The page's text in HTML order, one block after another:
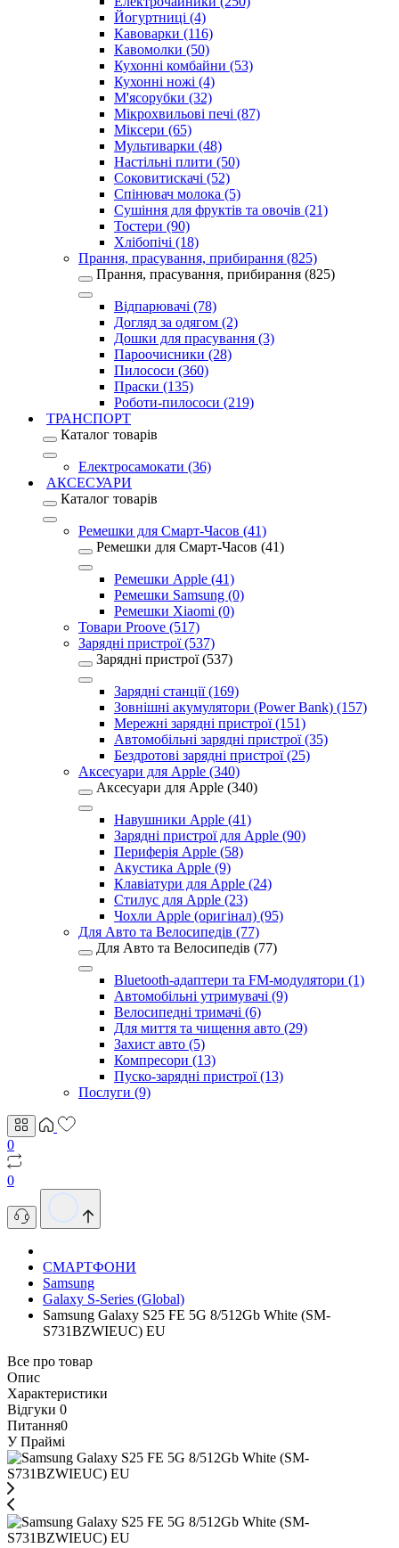
Йогуртниці (4)
Кавоварки (116)
Кавомолки (50)
Кухонні комбайни (53)
Кухонні ножі (4)
М'ясорубки (32)
Мікрохвильові печі (87)
Міксери (65)
Мультиварки (48)
Настільні плити (50)
Соковитискачі (52)
Спінювач молока (5)
Сушіння для фруктів та овочів (21)
Тостери (90)
Хлібопічі (18)
Прання, прасування, прибирання (825)
Прання, прасування, прибирання (825)
Відпарювачі (78)
Догляд за одягом (2)
Дошки для прасування (3)
Пароочисники (28)
Пилососи (360)
Праски (135)
Роботи-пилососи (219)
ТРАНСПОРТ
Каталог товарів
Електросамокати (36)
АКСЕСУАРИ
Каталог товарів
Ремешки для Смарт-Часов (41)
Ремешки для Смарт-Часов (41)
Ремешки Apple (41)
Ремешки Samsung (0)
Ремешки Xiaomi (0)
Товари Proove (517)
Зарядні пристрої (537)
Зарядні пристрої (537)
Зарядні станції (169)
Зовнішні акумулятори (Power Bank) (157)
Мережні зарядні пристрої (151)
Автомобільні зарядні пристрої (35)
Бездротові зарядні пристрої (25)
Аксесуари для Apple (340)
Аксесуари для Apple (340)
Навушники Apple (41)
Зарядні пристрої для Apple (90)
Периферія Apple (58)
Акустика Apple (9)
Клавіатури для Apple (24)
Стилус для Apple (23)
Чохли Apple (оригінал) (95)
Для Авто та Велосипедів (77)
Для Авто та Велосипедів (77)
Bluetooth-адаптери та FM-модулятори (1)
Автомобільні утримувачі (9)
Велосипедні тримачі (6)
Для миття та чищення авто (29)
Захист авто (5)
Компресори (13)
Пуско-зарядні пристрої (13)
Послуги (9)
0
0
СМАРТФОНИ
Samsung
Galaxy S-Series (Global)
Samsung Galaxy S25 FE 5G 8/512Gb White (SM-
S731BZWIEUC) EU
Все про товар
Опис
Характеристики
Відгуки 0
Питання0
У Праймі